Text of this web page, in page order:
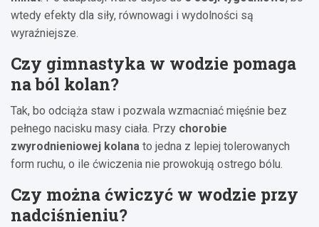
wtedy efekty dla siły, równowagi i wydolności są
wyraźniejsze.
Czy gimnastyka w wodzie pomaga
na ból kolan?
Tak, bo odciąża staw i pozwala wzmacniać mięśnie bez
pełnego nacisku masy ciała. Przy chorobie
zwyrodnieniowej kolana to jedna z lepiej tolerowanych
form ruchu, o ile ćwiczenia nie prowokują ostrego bólu.
Czy można ćwiczyć w wodzie przy
nadciśnieniu?